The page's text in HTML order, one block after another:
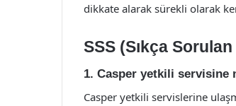
dikkate alarak sürekli olarak
SSS (Sıkça
1. Casper yetkili servisine
Casper yetkili servislerine